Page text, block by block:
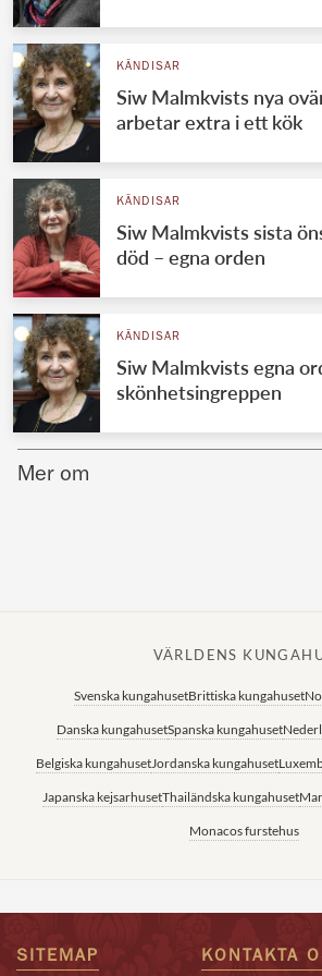
Danska kungahuset
Spanska kungahuset
Jordanska kungahuset
Luxemburgska
Japanska kejsarhuset
Thailändska kungahuset
Marockanska
KÄNDISAR
Siw Malmkvists nya
arbetar extra i ett kök
KÄNDISAR
Siw Malmkvists sista
död – egna orden
KÄNDISAR
Siw Malmkvists egna
skönhetsingreppen
Mer om
VÄRLDENS
Svenska kungahusetBrittiska kungahuset
Danska kungahusetSpanska kungahuset
Belgiska kungahusetJordanska kungahuset
Japanska kejsarhusetThailändska kungahuset
Monacos furstehus
SITEMAP KONTAKTA